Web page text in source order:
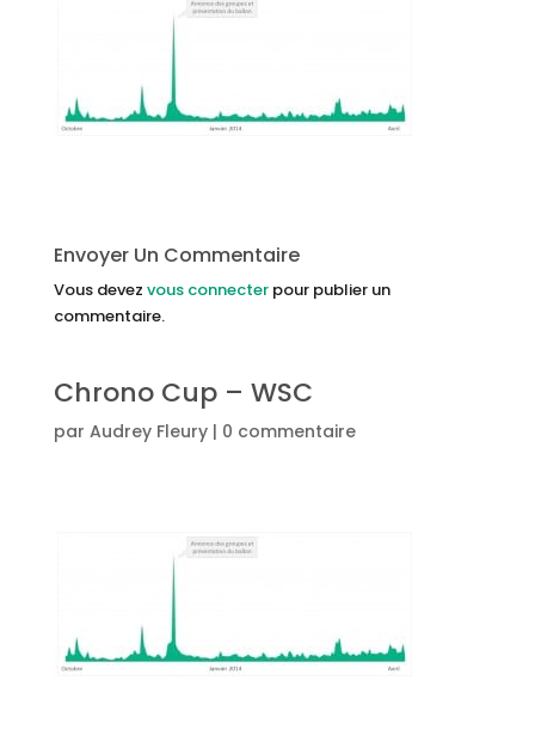
Envoyer Un Commentaire
Vous devez vous connecterpour publier un
commentaire.
Chrono Cup – WSC
par Audrey Fleury| 0 commentaire